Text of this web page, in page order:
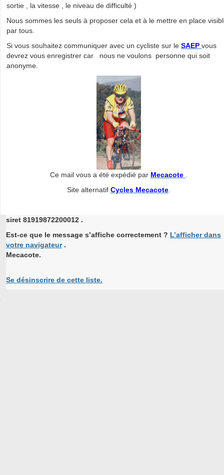
sortie , la vitesse , le niveau de difficulté )
Nous sommes les seuls à proposer cela et à le mettre en place
par tous.
Si vous souhaitez communiquer avec un cycliste sur le SAEP vous
devrez vous enregistrer car nous ne voulons personne qui soit
anonyme.
Ce mail vous a été expédié par Mecacote
Site alternatif Cycles Mecacote.
siret 81919872200012 .
Est-ce que le message s’affiche correctement ? L’afficher dans
votre navigateur.
Mecacote.
Se désinscrire de cette liste.